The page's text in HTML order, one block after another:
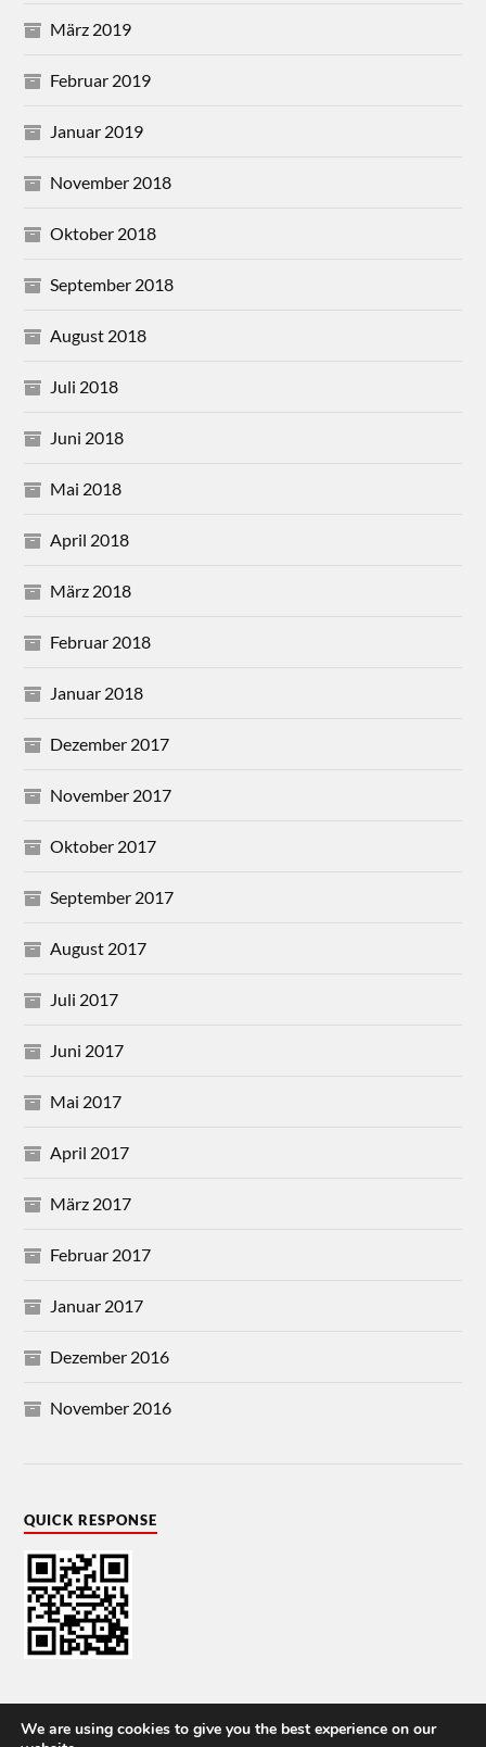
März 2019
Februar 2019
Januar 2019
November 2018
Oktober 2018
September 2018
August 2018
Juli 2018
Juni 2018
Mai 2018
April 2018
März 2018
Februar 2018
Januar 2018
Dezember 2017
November 2017
Oktober 2017
September 2017
August 2017
Juli 2017
Juni 2017
Mai 2017
April 2017
März 2017
Februar 2017
Januar 2017
Dezember 2016
November 2016
QUICK RESPONSE
We are using cookies to give you the best experience on our